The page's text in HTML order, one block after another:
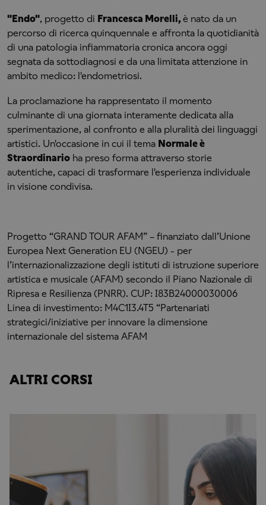
"Endo", progetto di Francesca Morelli,è nato da un
percorso di ricerca quinquennale e affronta la quotidianità
di una patologia infiammatoria cronica ancora oggi
segnata da sottodiagnosi e da una limitata attenzione in
ambito medico: l'endometriosi.
La proclamazione ha rappresentato il momento
culminante di una giornata interamente dedicata alla
sperimentazione, al confronto e alla pluralità dei linguaggi
artistici. Un'occasione in cui il tema Normale è
Straordinario ha preso forma attraverso storie
autentiche, capaci di trasformare l'esperienza individuale
in visione condivisa.
Progetto “GRAND TOUR AFAM” – finanziato dall’Unione
Europea Next Generation EU (NGEU) - per
l’internazionalizzazione degli istituti di istruzione superiore
artistica e musicale (AFAM) secondo il Piano Nazionale di
Ripresa e Resilienza (PNRR). CUP: I83B24000030006
Linea di investimento: M4C1I3.4T5 “Partenariati
strategici/iniziative per innovare la dimensione
internazionale del sistema AFAM
ALTRI CORSI